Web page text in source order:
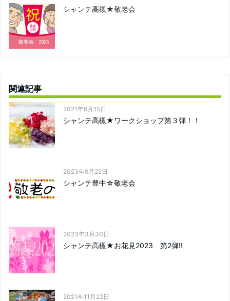
シャンテ高槻★敬老会
関連記事
2021年6月15日
シャンテ高槻★ワークショップ第３弾！！
2023年9月22日
シャンテ豊中☆敬老会
2023年3月30日
シャンテ高槻★お花見2023 第2弾!!
2021年11月22日